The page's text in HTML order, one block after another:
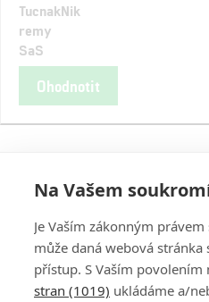
TucnakNik
remy
SaS
Ohodnotit
Na Vašem
Je Vaším zákonným
může daná webová
přístup. S Vaším povolením
stran (1019) ukládáme a/